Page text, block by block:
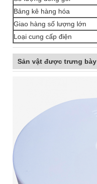
Bảng kê hàng hóa
Giao hàng số lượng lớn
Loại cung cấp điện
Sản vật được trưng bày